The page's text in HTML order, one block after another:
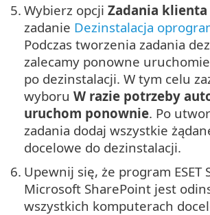
5. Wybierz opcji Zadania klienta
zadanie Dezinstalacja
Podczas tworzenia zadania
zalecamy ponowne
po dezinstalacji. W tym celu
wyboru W razie potrzeby
uruchom ponownie. Po
zadania dodaj wszystkie
docelowe do dezinstalacji.
6. Upewnij się, że program ESET
Microsoft SharePoint jest
wszystkich komputerach